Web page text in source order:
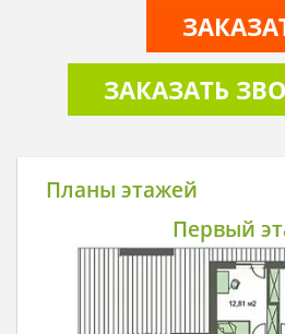
ЗАКАЗАТЬ
Планы этажей
Первый